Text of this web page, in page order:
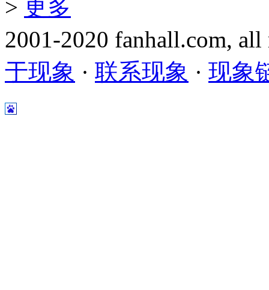
> 更多
2001-2020 fanhall.com,
于现象 · 联系现象 · 现象